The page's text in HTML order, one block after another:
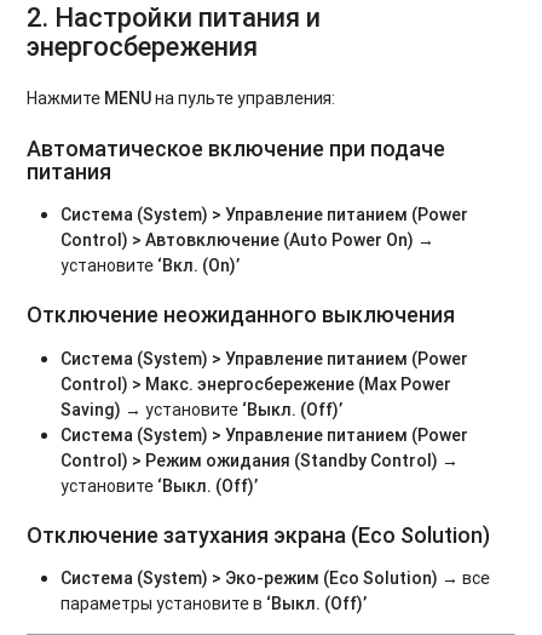
2. Настройки питания и
энергосбережения
Нажмите MENUна пульте управления:
Автоматическое включение при подаче
питания
Система (System) > Управление питанием (Power
Control) > Автовключение (Auto Power On) →
установите ‘Вкл. (On)’
Отключение неожиданного выключения
Система (System) > Управление питанием (Power
Control) > Макс. энергосбережение (Max Power
Saving) → установите ‘Выкл. (Off)’
Система (System) > Управление питанием (Power
Control) > Режим ожидания (Standby Control) →
установите ‘Выкл. (Off)’
Отключение затухания экрана (Eco Solution)
Система (System) > Эко-режим (Eco Solution) → все
параметры установите в ‘Выкл. (Off)’